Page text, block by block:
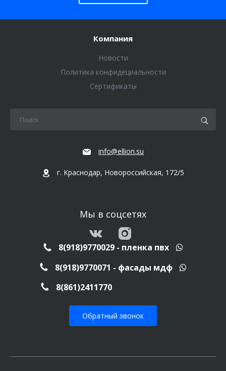
Компания
Новости
Политика конфидециальности
Сертификаты
info@ellion.su
г. Краснодар, Новороссийская, 172/5
Мы в соцсетях
8(918)9770029 - пленка пвх
8(918)9770071 - фасады мдф
8(861)2411770
Обратный звонок